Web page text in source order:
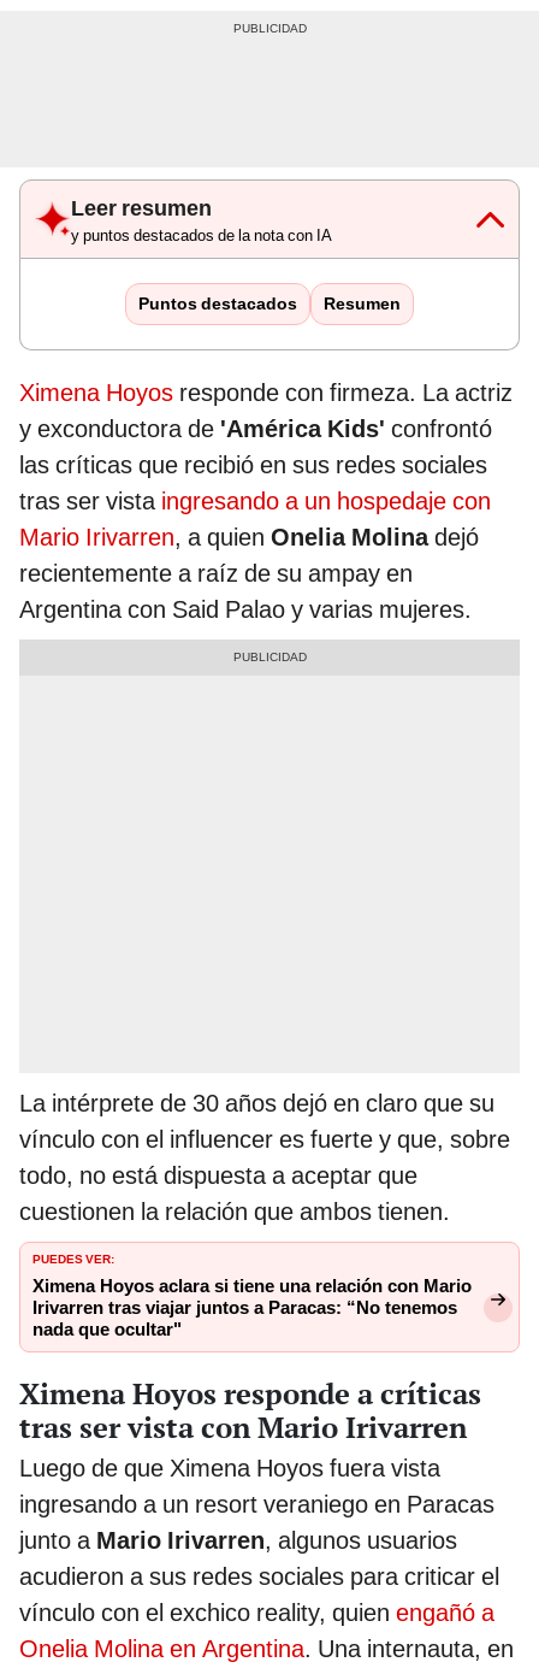
Leer resumen
y puntos destacados de la nota con IA
Puntos destacados Resumen
Ximena Hoyos responde con firmeza. La actriz
y exconductora de 'América Kids' confrontó
las críticas que recibió en sus redes sociales
tras ser vista ingresando a un hospedaje con
Mario Irivarren, a quien Onelia Molinadejó
recientemente a raíz de su ampay en
Argentina con Said Palao y varias mujeres.
La intérprete de 30 años dejó en claro que su
vínculo con el influencer es fuerte y que, sobre
todo, no está dispuesta a aceptar que
cuestionen la relación que ambos tienen.
PUEDES VER:
Ximena Hoyos aclara si tiene una relación con Mario
Irivarren tras viajar juntos a Paracas: “No tenemos
nada que ocultar"
Ximena Hoyos responde a críticas
tras ser vista con Mario Irivarren
Luego de que Ximena Hoyos fuera vista
ingresando a un resort veraniego en Paracas
junto a Mario Irivarren, algunos usuarios
acudieron a sus redes sociales para criticar el
vínculo con el exchico reality, quien engañó a
Onelia Molina en Argentina. Una internauta, en